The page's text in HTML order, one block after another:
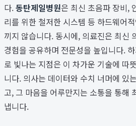
다.동탄제일병원은 최신 초음파 장비,
리를 위한 철저한 시스템 등 하드웨어
끼지 않습니다. 동시에, 의료진은 최신
경험을 공유하며 전문성을 높입니다.
로 빛나는 지점은 이 차가운 기술에 따
니다. 의사는 데이터와 수치 너머에 있
고, 그 마음을 어루만지는 소통을 통해
냅니다.